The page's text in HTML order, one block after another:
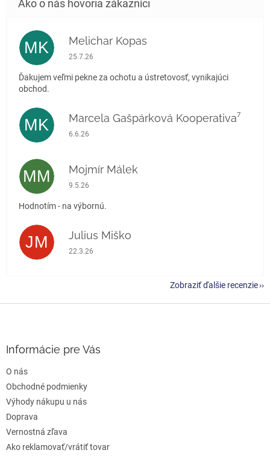
MK Melichar Kopas
Hodnotenie obchodu je 5 z 5 hviezdičiek.
25.7.26
Ďakujem veľmi pekne za ochotu a ústretovosť, vynikajúci
obchod.
MK Marcela Gašpárková Kooperativa⁷
Hodnotenie obchodu je 5 z 5 hviezdičiek.
6.6.26
MM Mojmír Málek
Hodnotenie obchodu je 5 z 5 hviezdičiek.
9.5.26
Hodnotím - na výbornú.
JM Julius Miško
Hodnotenie obchodu je 5 z 5 hviezdičiek.
22.3.26
Zobraziť ďalšie recenzie
e
Informácie pre Vás
O nás
Obchodné podmienky
Výhody nákupu u nás
Doprava
Vernostná zľava
Ako reklamovať/vrátiť tovar